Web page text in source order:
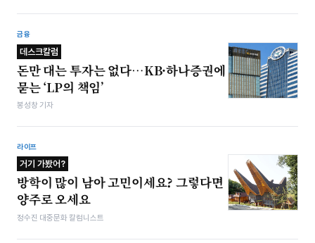
금융
데스크칼럼
돈만 대는 투자는 없다…KB·하나증권에
묻는 ‘LP의 책임’
봉성창 기자
라이프
거기 가봤어?
방학이 많이 남아 고민이세요? 그렇다면
양주로 오세요
정수진 대중문화 칼럼니스트